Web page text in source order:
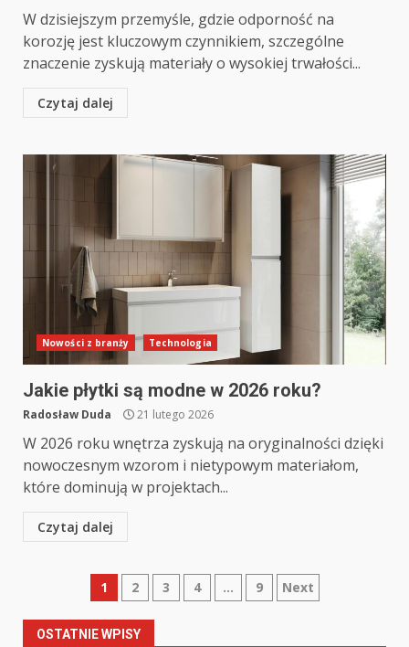
W dzisiejszym przemyśle, gdzie odporność na
korozję jest kluczowym czynnikiem, szczególne
znaczenie zyskują materiały o wysokiej trwałości...
Czytaj dalej
Nowości z branży Technologia
Jakie płytki są modne w 2026 roku?
Radosław Duda 21 lutego 2026
W 2026 roku wnętrza zyskują na oryginalności dzięki
nowoczesnym wzorom i nietypowym materiałom,
które dominują w projektach...
Czytaj dalej
Nawigacja
po
1 2 3 4 … 9 Next
OSTATNIE WPISY